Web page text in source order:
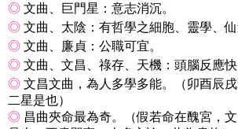
◎ 文曲、巨門星：意志消沉。
◎ 文曲、太陰：有哲學之細胞、靈學、仙
◎ 文曲、廉貞：公職可宜。
◎ 文曲、文昌、祿存、天機：頭腦反應快
◎ 文昌文曲，為人多學多能。（卯酉辰
二星是也）
◎ 昌曲夾命最為奇。（假若命在醜宮，